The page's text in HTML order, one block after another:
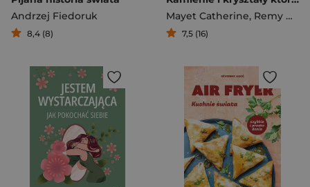
Andrzej Fiedoruk
8,4 (8)
Mayet Catherine, Remy Nathaëlh
7,5 (16)